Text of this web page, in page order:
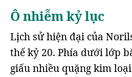
Ô nhiễm kỷ lục
Lịch sử hiện đại của
thế kỷ 20. Phía dưới lớp
giấu nhiều quặng kim